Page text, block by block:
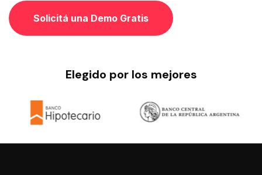
Solicitá una Demo Gratis
Elegido por los mejores